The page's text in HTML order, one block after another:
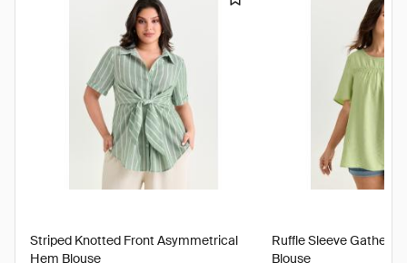
Striped Knotted Front Asymmetrical
Hem Blouse
Ruffle Sleeve
Blouse